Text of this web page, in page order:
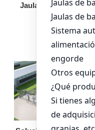
Jaula de pollo pollita